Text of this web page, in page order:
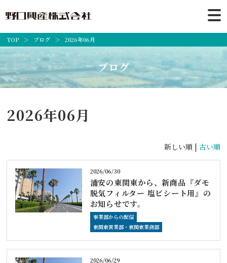
TOP ブログ 2026年06月
ブログ
2026年06月
新しい順 | 古い順
2026/06/30
浦安の東関東から、新商品『ダモ
脱気フィルター 塩ビシート用』の
お知らせです。
事業部からの配信
東関東営業部・東関東業務部
2026/06/29